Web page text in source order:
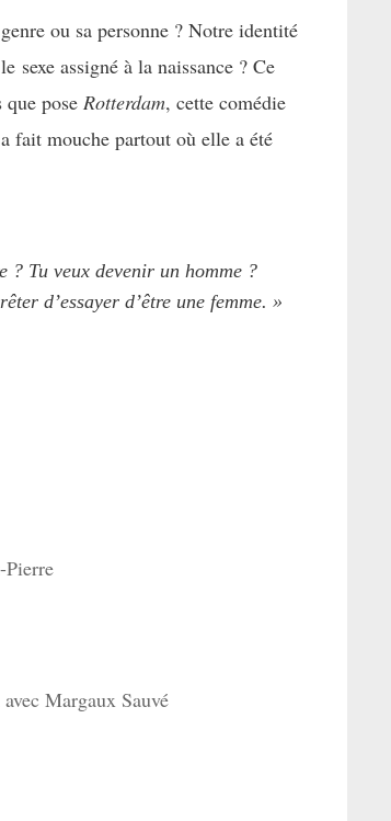
ou sa personne ? Notre identité
sexe assigné à la naissance ? Ce
que poseRotterdam, cette comédie
fait mouche partout où elle a été
? Tu veux devenir un homme ?
d’essayer d’être une femme. »
Margaux Sauvé